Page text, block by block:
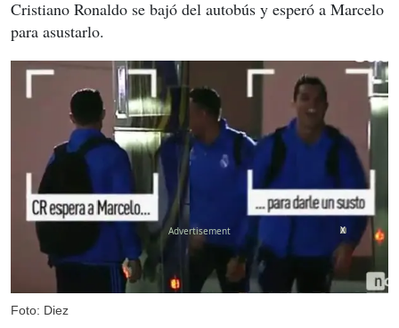
Cristiano Ronaldo se bajó del autobús y esperó a Marcelo
para asustarlo.
Foto: Diez
X